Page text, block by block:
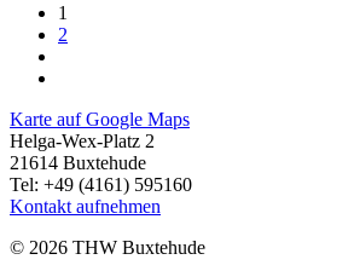
1
2
Karte auf Google Maps
Helga-Wex-Platz 2
21614 Buxtehude
Tel: +49 (4161) 595160
Kontakt aufnehmen
© 2026 THW Buxtehude